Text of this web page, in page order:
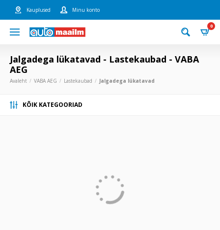
Kauplused Minu konto
0
Jalgadega lükatavad - Lastekaubad - VABA
AEG
Avaleht VABA AEG Lastekaubad Jalgadega lükatavad